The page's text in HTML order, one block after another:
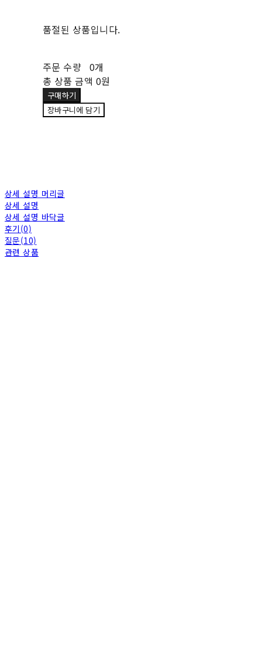
품절된 상품입니다.
주문 수량 0개
총 상품 금액 0원
구매하기
장바구니에 담기
상세 설명 머리글
상세 설명
상세 설명 바닥글
후기(0)
질문(10)
관련 상품